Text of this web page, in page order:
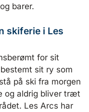
barer.
skiferie i Les
for sit
sit ry som
på ski fra morgen
og aldrig bliver træt
Les Arcs har